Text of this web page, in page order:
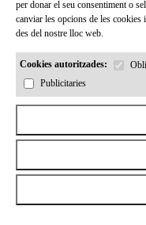
per donar el seu consentiment o
canviar les opcions de les cookies
des del nostre lloc web.
Cookies autoritzades:
Publicitaries